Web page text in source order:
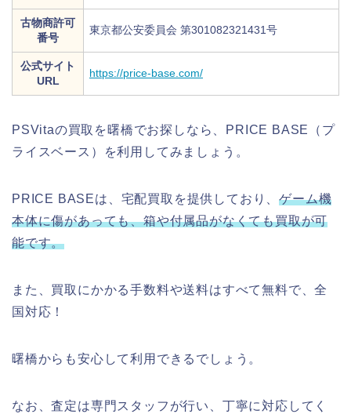
古物商許可
番号
東京都公安委員会 第301082321431号
公式サイト
URL
https://price-base.com/
PSVitaの買取を曙橋でお探しなら、PRICE BASE（プ
ライスベース）を利用してみましょう。
PRICE BASEは、宅配買取を提供しており、ゲーム機
本体に傷があっても、箱や付属品がなくても買取が可
能です。
また、買取にかかる手数料や送料はすべて無料で、全
国対応！
曙橋からも安心して利用できるでしょう。
なお、査定は専門スタッフが行い、丁寧に対応してく